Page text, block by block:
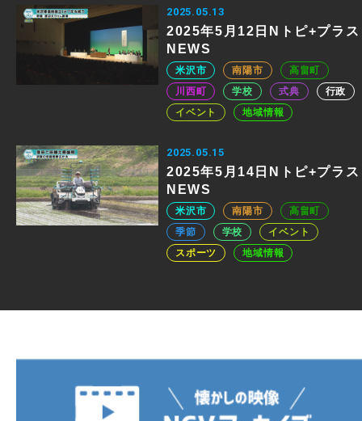
2025.05.13
2025年5月12日Nトピ+プラス
NEWS
米沢市 南陽市
高畠町
川西町
学校 式典
行政
イベント
地域情報
2025.05.15
2025年5月14日Nトピ+プラス
NEWS
米沢市 南陽市
高畠町
季節
学校
イベント
スポーツ
地域情報